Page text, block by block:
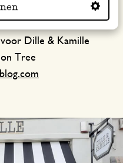
Dille & Kamille
Tree